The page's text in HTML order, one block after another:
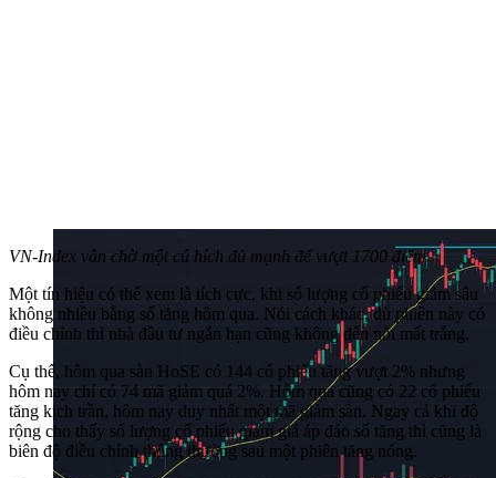
VN-Index vẫn chờ một cú hích đủ mạnh để vượt 1700 điểm.
Một tín hiệu có thể xem là tích cực, khi số lượng cổ phiếu giảm sâu
không nhiều bằng số tăng hôm qua. Nói cách khác, dù phiên này có
điều chỉnh thì nhà đầu tư ngắn hạn cũng không đến nỗi mất trắng.
Cụ thể, hôm qua sàn HoSE có 144 cổ phiếu tăng vượt 2% nhưng
hôm nay chỉ có 74 mã giảm quá 2%. Hôm qua cũng có 22 cổ phiếu
tăng kịch trần, hôm nay duy nhất một mã giảm sàn. Ngay cả khi độ
rộng cho thấy số lượng cổ phiếu giảm giá áp đảo số tăng thì cũng là
biên độ điều chỉnh thông thường sau một phiên tăng nóng.